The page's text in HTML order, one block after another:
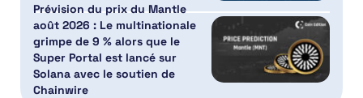
Prévision du prix du Mantle
août 2026 : Le multinationale
grimpe de 9 % alors que le
Super Portal est lancé sur
Solana avec le soutien de
Chainwire